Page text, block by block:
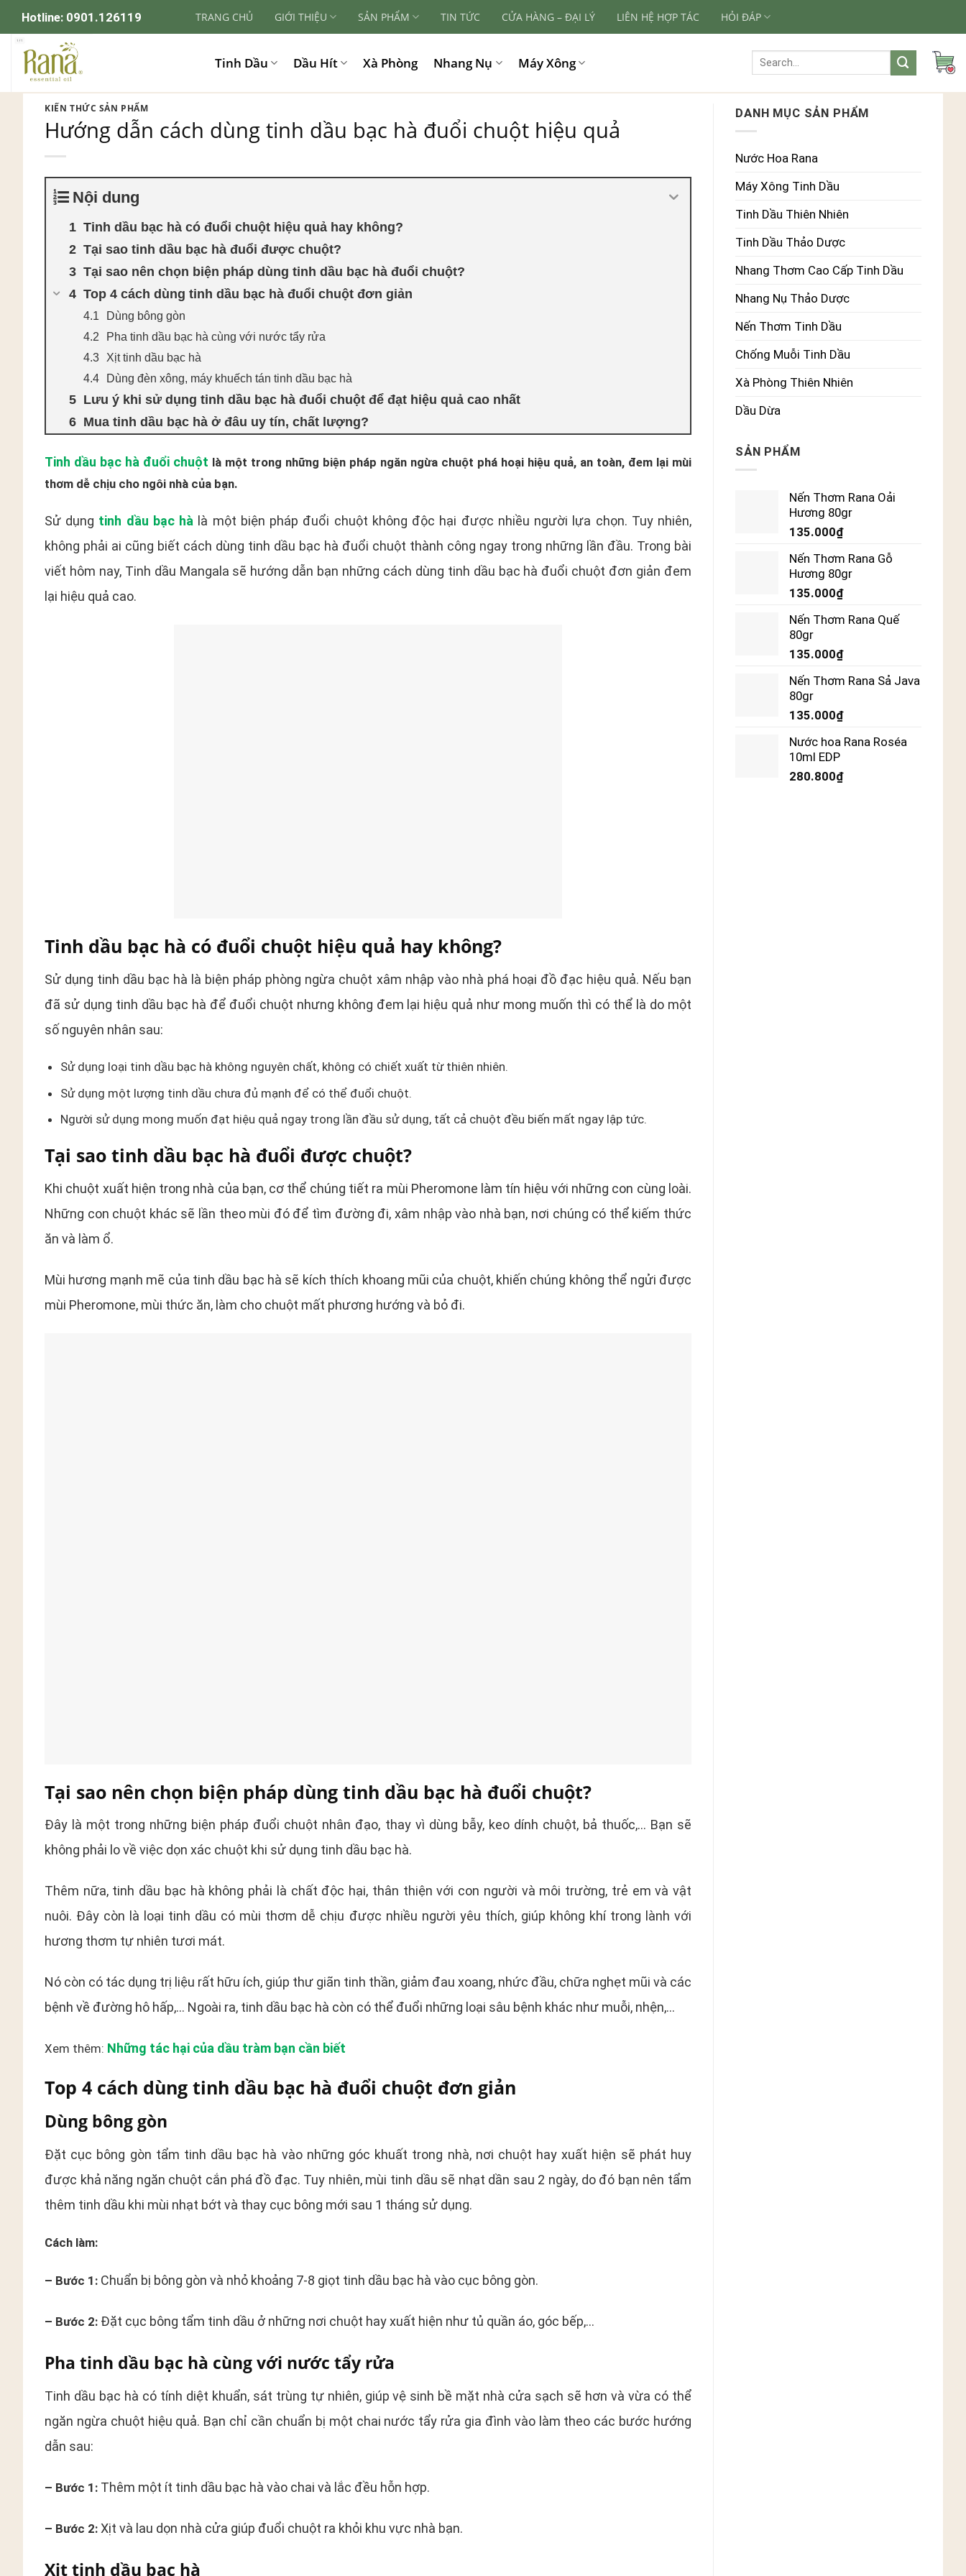
content
Hotline: 0901.126119 TRANG CHỦ GIỚI THIỆU SẢN PHẨM TIN TỨC CỬA HÀNG – ĐẠI LÝ LIÊN HỆ HỢP TÁC HỎI ĐÁP
Tinh Dầu Dầu Hít Xà Phòng Nhang Nụ Máy Xông
Search
KIẾN THỨC SẢN PHẨM
Hướng dẫn cách dùng tinh dầu bạc hà đuổi chuột hiệu quả
Nội dung
Tinh dầu bạc hà có đuổi chuột hiệu quả hay không?
Tại sao tinh dầu bạc hà đuổi được chuột?
Tại sao nên chọn biện pháp dùng tinh dầu bạc hà đuổi chuột?
Top 4 cách dùng tinh dầu bạc hà đuổi chuột đơn giản
Dùng bông gòn
Pha tinh dầu bạc hà cùng với nước tẩy rửa
Xịt tinh dầu bạc hà
Dùng đèn xông, máy khuếch tán tinh dầu bạc hà
Lưu ý khi sử dụng tinh dầu bạc hà đuổi chuột để đạt hiệu quả cao nhất
Mua tinh dầu bạc hà ở đâu uy tín, chất lượng?
Tinh dầu bạc hà đuổi chuột là một trong những biện pháp ngăn ngừa chuột phá hoại hiệu quả, an toàn, đem lại mùi
thơm dễ chịu cho ngôi nhà của bạn.
Sử dụng tinh dầu bạc hà là một biện pháp đuổi chuột không độc hại được nhiều người lựa chọn. Tuy nhiên,
không phải ai cũng biết cách dùng tinh dầu bạc hà đuổi chuột thành công ngay trong những lần đầu. Trong bài
viết hôm nay, Tinh dầu Mangala sẽ hướng dẫn bạn những cách dùng tinh dầu bạc hà đuổi chuột đơn giản đem
lại hiệu quả cao.
Tinh dầu bạc hà có đuổi chuột hiệu quả hay không?
Sử dụng tinh dầu bạc hà là biện pháp phòng ngừa chuột xâm nhập vào nhà phá hoại đồ đạc hiệu quả. Nếu bạn
đã sử dụng tinh dầu bạc hà để đuổi chuột nhưng không đem lại hiệu quả như mong muốn thì có thể là do một
số nguyên nhân sau:
Sử dụng loại tinh dầu bạc hà không nguyên chất, không có chiết xuất từ thiên nhiên.
Sử dụng một lượng tinh dầu chưa đủ mạnh để có thể đuổi chuột.
Người sử dụng mong muốn đạt hiệu quả ngay trong lần đầu sử dụng, tất cả chuột đều biến mất ngay lập tức.
Tại sao tinh dầu bạc hà đuổi được chuột?
Khi chuột xuất hiện trong nhà của bạn, cơ thể chúng tiết ra mùi Pheromone làm tín hiệu với những con cùng loài.
Những con chuột khác sẽ lần theo mùi đó để tìm đường đi, xâm nhập vào nhà bạn, nơi chúng có thể kiếm thức
ăn và làm ổ.
Mùi hương mạnh mẽ của tinh dầu bạc hà sẽ kích thích khoang mũi của chuột, khiến chúng không thể ngửi được
mùi Pheromone, mùi thức ăn, làm cho chuột mất phương hướng và bỏ đi.
Tại sao nên chọn biện pháp dùng tinh dầu bạc hà đuổi chuột?
Đây là một trong những biện pháp đuổi chuột nhân đạo, thay vì dùng bẫy, keo dính chuột, bả thuốc,… Bạn sẽ
không phải lo về việc dọn xác chuột khi sử dụng tinh dầu bạc hà.
Thêm nữa, tinh dầu bạc hà không phải là chất độc hại, thân thiện với con người và môi trường, trẻ em và vật
nuôi. Đây còn là loại tinh dầu có mùi thơm dễ chịu được nhiều người yêu thích, giúp không khí trong lành với
hương thơm tự nhiên tươi mát.
Nó còn có tác dụng trị liệu rất hữu ích, giúp thư giãn tinh thần, giảm đau xoang, nhức đầu, chữa nghẹt mũi và các
bệnh về đường hô hấp,… Ngoài ra, tinh dầu bạc hà còn có thể đuổi những loại sâu bệnh khác như muỗi, nhện,…
Xem thêm: Những tác hại của dầu tràm bạn cần biết
Top 4 cách dùng tinh dầu bạc hà đuổi chuột đơn giản
Dùng bông gòn
Đặt cục bông gòn tẩm tinh dầu bạc hà vào những góc khuất trong nhà, nơi chuột hay xuất hiện sẽ phát huy
được khả năng ngăn chuột cắn phá đồ đạc. Tuy nhiên, mùi tinh dầu sẽ nhạt dần sau 2 ngày, do đó bạn nên tẩm
thêm tinh dầu khi mùi nhạt bớt và thay cục bông mới sau 1 tháng sử dụng.
Cách làm:
– Bước 1: Chuẩn bị bông gòn và nhỏ khoảng 7-8 giọt tinh dầu bạc hà vào cục bông gòn.
– Bước 2: Đặt cục bông tẩm tinh dầu ở những nơi chuột hay xuất hiện như tủ quần áo, góc bếp,…
Pha tinh dầu bạc hà cùng với nước tẩy rửa
Tinh dầu bạc hà có tính diệt khuẩn, sát trùng tự nhiên, giúp vệ sinh bề mặt nhà cửa sạch sẽ hơn và vừa có thể
ngăn ngừa chuột hiệu quả. Bạn chỉ cần chuẩn bị một chai nước tẩy rửa gia đình vào làm theo các bước hướng
dẫn sau:
– Bước 1: Thêm một ít tinh dầu bạc hà vào chai và lắc đều hỗn hợp.
– Bước 2: Xịt và lau dọn nhà cửa giúp đuổi chuột ra khỏi khu vực nhà bạn.
Xịt tinh dầu bạc hà
DANH MỤC SẢN PHẨM
Nước Hoa Rana
Máy Xông Tinh Dầu
Tinh Dầu Thiên Nhiên
Tinh Dầu Thảo Dược
Nhang Thơm Cao Cấp Tinh Dầu
Nhang Nụ Thảo Dược
Nến Thơm Tinh Dầu
Chống Muỗi Tinh Dầu
Xà Phòng Thiên Nhiên
Dầu Dừa
SẢN PHẨM
Nến Thơm Rana Oải
Hương 80gr
135.000₫
Nến Thơm Rana Gỗ
Hương 80gr
135.000₫
Nến Thơm Rana Quế
80gr
135.000₫
Nến Thơm Rana Sả Java
80gr
135.000₫
Nước hoa Rana Roséa
10ml EDP
280.800₫